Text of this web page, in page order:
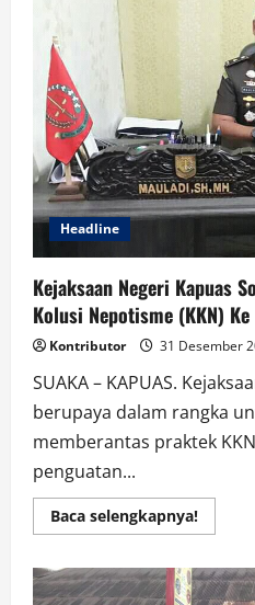
Headline
Kejaksaan Negeri Kapuas
Kolusi Nepotisme (KKN)
Kontributor 31 Desember
SUAKA – KAPUAS.
berupaya dalam rangka
memberantas praktek
penguatan...
Baca selengkapnya!Read
more
Negeri
Kapuas